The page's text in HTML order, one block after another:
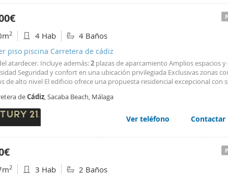
2 4 Hab 4 Baños
piso piscina Carretera de cádiz
atardecer. Incluye además:2 plazas de aparcamiento Amplios espacios
Seguridad y confort en una ubicación privilegiada Exclusivas zonas
de alto nivel El edificio ofrece una propuesta residencial excepcional con
infinity pool, además de completas zonas
deCádiz, Sacaba Beach, Málaga
Ver teléfono Contactar
2 3 Hab 2 Baños